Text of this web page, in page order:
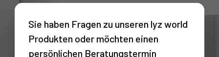
Sie haben Fragen zu unseren lyz world
Produkten oder möchten einen
persönlichen Beratungstermin